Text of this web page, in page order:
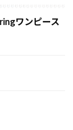
ワンピース